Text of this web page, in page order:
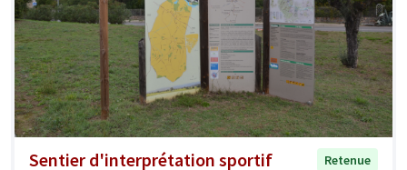
Sentier d'interprétation sportif
Retenue